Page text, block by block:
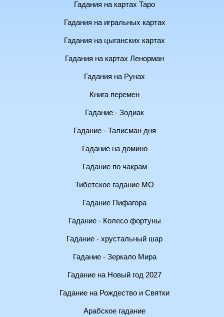
Гадания на картах Таро
Гадания на игральных картах
Гадания на цыганских картах
Гадания на картах Ленорман
Гадания на Рунах
Книга перемен
Гадание - Зодиак
Гадание - Талисман дня
Гадание на домино
Гадание по чакрам
Тибетское гадание МО
Гадание Пифагора
Гадание - Колесо фортуны
Гадание - хрустальный шар
Гадание - Зеркало Мира
Гадание на Новый год 2027
Гадание на Рождество и Святки
Арабское гадание